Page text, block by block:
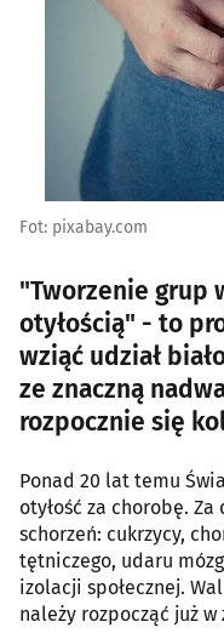
Fot: pixabay.com
"Tworzenie grup
otyłością" - to
wziąć udział
ze znaczną
rozpocznie się
Ponad 20 lat temu
otyłość za chorobę.
schorzeń: cukrzycy,
tętniczego, udaru
izolacji społecznej.
należy rozpocząć już w